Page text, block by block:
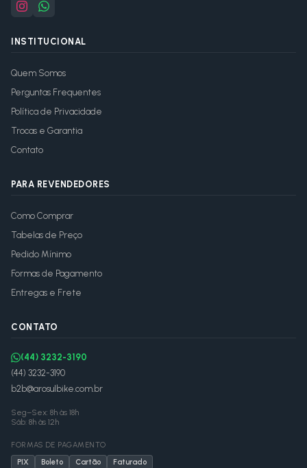
INSTITUCIONAL
Quem Somos
Perguntas Frequentes
Política de Privacidade
Trocas e Garantia
Contato
PARA REVENDEDORES
Como Comprar
Tabelas de Preço
Pedido Mínimo
Formas de Pagamento
Entregas e Frete
CONTATO
(44) 3232-3190
(44) 3232-3190
b2b@arosulbike.com.br
Seg–Sex: 8h às 18h
Sáb: 8h às 12h
FORMAS DE PAGAMENTO
PIX
Boleto Cartão Faturado